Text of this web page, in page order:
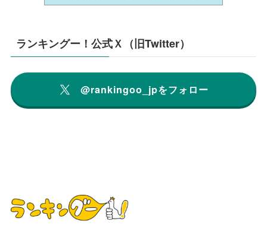
ランキングー！公式Ｘ（旧Twitter）
@rankingoo_jpをフォロー